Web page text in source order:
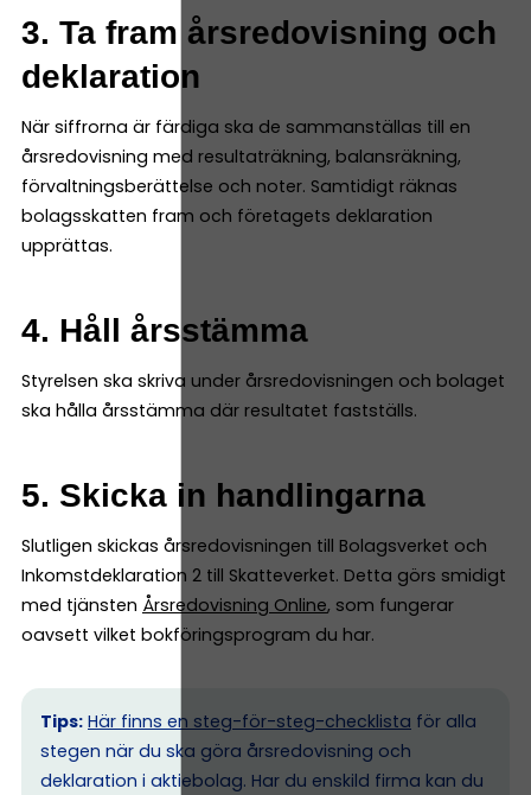
3. Ta fram årsredovisning och
deklaration
När siffrorna är färdiga ska de sammanställas till en
årsredovisning med resultaträkning, balansräkning,
förvaltningsberättelse och noter. Samtidigt räknas
bolagsskatten fram och företagets deklaration
upprättas.
4. Håll årsstämma
Styrelsen ska skriva under årsredovisningen och bolaget
ska hålla årsstämma där resultatet fastställs.
5. Skicka in handlingarna
Slutligen skickas årsredovisningen till Bolagsverket och
Inkomstdeklaration 2 till Skatteverket. Detta görs smidigt
med tjänsten Årsredovisning Online, som fungerar
oavsett vilket bokföringsprogram du har.
Tips: Här finns en steg-för-steg-checklista för alla
stegen när du ska göra årsredovisning och
deklaration i aktiebolag. Har du enskild firma kan du